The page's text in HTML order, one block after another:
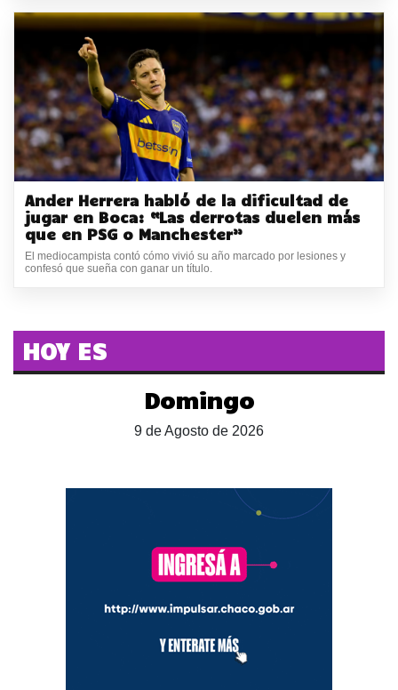
Ander Herrera habló de la dificultad de
jugar en Boca: “Las derrotas duelen más
que en PSG o Manchester”
El mediocampista contó cómo vivió su año marcado por lesiones y
confesó que sueña con ganar un título.
HOY ES
Domingo
9 de Agosto de 2026